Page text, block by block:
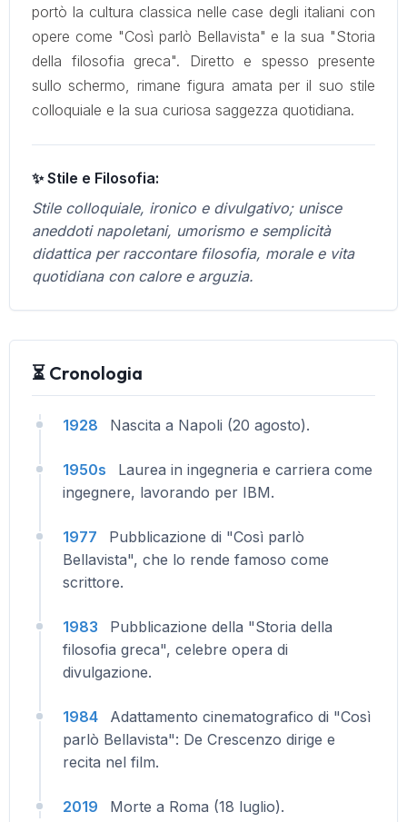
portò la cultura classica nelle case degli italiani con
opere come "Così parlò Bellavista" e la sua "Storia
della filosofia greca". Diretto e spesso presente
sullo schermo, rimane figura amata per il suo stile
colloquiale e la sua curiosa saggezza quotidiana.
✨ Stile e Filosofia:
Stile colloquiale, ironico e divulgativo; unisce
aneddoti napoletani, umorismo e semplicità
didattica per raccontare filosofia, morale e vita
quotidiana con calore e arguzia.
⏳ Cronologia
1928 Nascita a Napoli (20 agosto).
1950s
Laurea in ingegneria e carriera come
ingegnere, lavorando per IBM.
1977
Pubblicazione di "Così parlò
Bellavista", che lo rende famoso come
scrittore.
1983
Pubblicazione della "Storia della
filosofia greca", celebre opera di
divulgazione.
1984
Adattamento cinematografico di "Così
parlò Bellavista": De Crescenzo dirige e
recita nel film.
2019 Morte a Roma (18 luglio).